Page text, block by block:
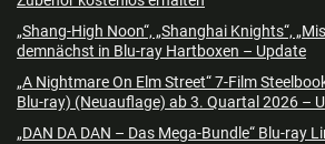
„Shang-High Noon“, „Shanghai Knights“,
demnächst in Blu-ray Hartboxen – Update
„A Nightmare On Elm Street“ 7-Film
Blu-ray) (Neuauflage) ab 3. Quartal 2026 –
„DAN DA DAN – Das Mega-Bundle“ Blu-ray